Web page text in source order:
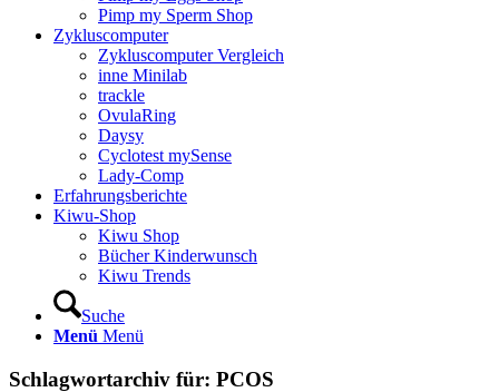
Pimp my Sperm Shop
Zyklus­com­pu­ter
Zyklus­com­pu­ter Ver­gleich
inne Mini­lab
track­le
Ovu­la­Ring
Day­sy
Cyclo­test mySen­se
Lady-Comp
Erfah­rungs­be­rich­te
Kiwu-Shop
Kiwu Shop
Bücher Kin­der­wunsch
Kiwu Trends
Suche
Menü Menü
Schlagwortarchiv für: PCOS